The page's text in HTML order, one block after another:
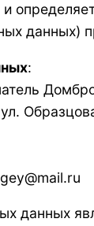
данных)
:
данных